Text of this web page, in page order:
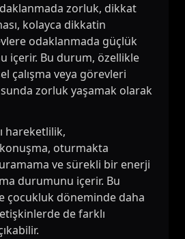
zorluk, dikkat
kolayca dikkatin
odaklanmada güçlük
içerir. Bu durum, özellikle
çalışma veya görevleri
zorluk yaşamak olarak
hareketlilik,
oturmakta
ve sürekli bir enerji
durumunu içerir. Bu
çocukluk döneminde daha
de farklı